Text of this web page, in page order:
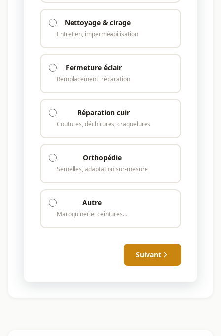
Nettoyage & cirage
Entretien, imperméabilisation
Fermeture éclair
Remplacement, réparation
Réparation cuir
Coutures, déchirures, craquelures
Orthopédie
Semelles, adaptation sur-mesure
Autre
Maroquinerie, ceintures…
Suivant